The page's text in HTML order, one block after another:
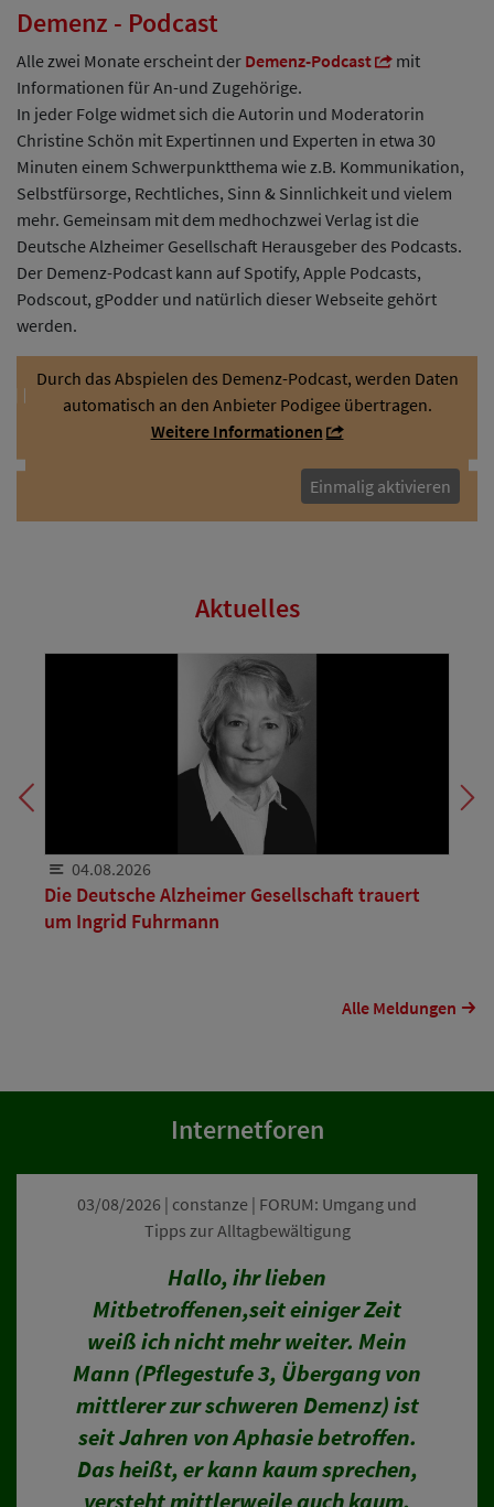
Demenz - Podcast
Alle zwei Monate erscheint der Demenz-Podcast
mit
Informationen für An-und Zugehörige.
In jeder Folge widmet sich die Autorin und Moderatorin
Christine Schön mit Expertinnen und Experten in etwa 30
Minuten einem Schwerpunktthema wie z.B. Kommunikation,
Selbstfürsorge, Rechtliches, Sinn & Sinnlichkeit und vielem
mehr. Gemeinsam mit dem medhochzwei Verlag ist die
Deutsche Alzheimer Gesellschaft Herausgeber des Podcasts.
Der Demenz-Podcast kann auf Spotify, Apple Podcasts,
Podscout, gPodder und natürlich dieser Webseite gehört
werden.
Durch das Abspielen des Demenz-Podcast, werden Daten
automatisch an den Anbieter Podigee übertragen.
Weitere Informationen
Einmalig aktivieren
Aktuelles
04.08.2026
Die Deutsche Alzheimer Gesellschaft trauert
um Ingrid Fuhrmann
Alle Meldungen
Internetforen
03/08/2026 | constanze | FORUM: Umgang und
Tipps zur Alltagbewältigung
Hallo, ihr lieben
Mitbetroffenen,seit einiger Zeit
weiß ich nicht mehr weiter. Mein
Mann (Pflegestufe 3, Übergang von
mittlerer zur schweren Demenz) ist
seit Jahren von Aphasie betroffen.
Das heißt, er kann kaum sprechen,
versteht mittlerweile auch kaum,